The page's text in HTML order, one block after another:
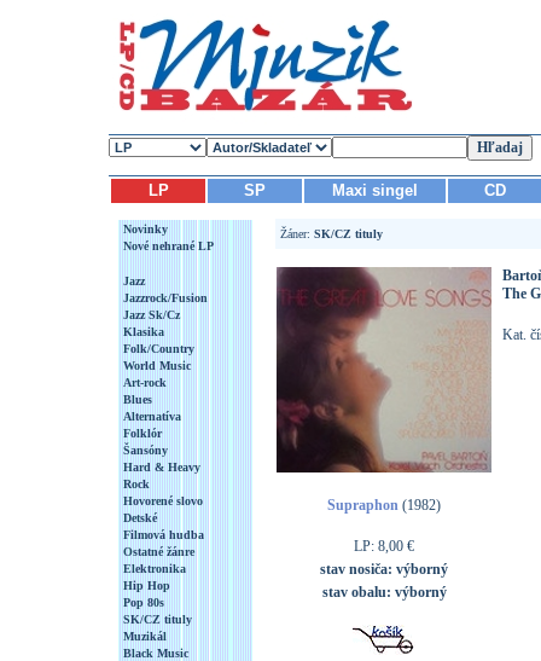
LP SP Maxi singel CD
Novinky
Nové nehrané LP
Jazz
Jazzrock/Fusion
Jazz Sk/Cz
Klasika
Folk/Country
World Music
Art-rock
Blues
Alternatíva
Folklór
Šansóny
Hard & Heavy
Rock
Hovorené slovo
Detské
Filmová hudba
Ostatné žánre
Elektronika
Hip Hop
Pop 80s
SK/CZ tituly
Muzikál
Black Music
Žáner: SK/CZ tituly
Supraphon (1982)
LP: 8,00 €
stav nosiča: výborný
stav obalu: výborný
The
Kat.